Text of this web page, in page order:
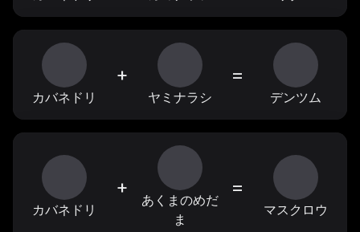
カバネドリ
+
ヤミナラシ
=
デンツム
カバネドリ
+
あくまのめだ
ま
=
マスクロウ